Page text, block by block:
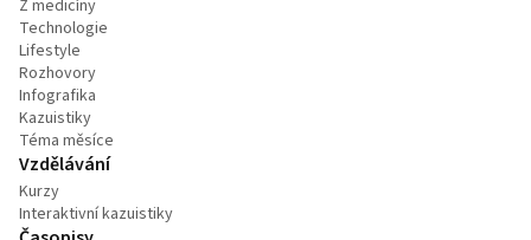
Z medicíny
Technologie
Lifestyle
Rozhovory
Infografika
Kazuistiky
Téma měsíce
Vzdělávání
Kurzy
Interaktivní kazuistiky